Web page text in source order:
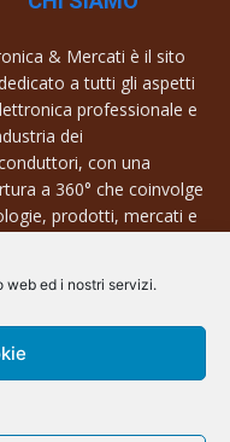
web ed i nostri servizi.
& Mercati è il sito
a tutti gli aspetti
professionale e
dei
con una
a 360° che coinvolge
prodotti, mercati e